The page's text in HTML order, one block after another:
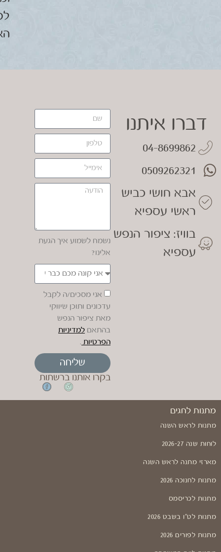
דברו איתנו
04-8699862
0509262321
אבא חושי כביש
ראשי עספיא
בוויז: ציפור הנפש
עספיא
נשמח לשמוע איך הגעת
אלינו?
אני מסכים/ה לקבל
עדכונים ותוכן שיווקי
מאת ציפור הנפש
בהתאם למדיניות
הפרטיות .
שליחה
בקרו אותנו ברשתות
מתנות לחגים
מתנות לראש השנה
לוחות שנה 2026-27
מארזי מתנה לראש השנה
מתנות לחנוכה 2026
מתנות לכריסמס
מתנות לט"ו בשבט 2026
מתנות לפורים 2026